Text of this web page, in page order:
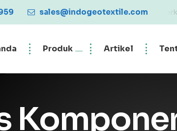
sales@indogeotextile.com
Penjualan Geotextile Berkualitas dan
Produk Artikel